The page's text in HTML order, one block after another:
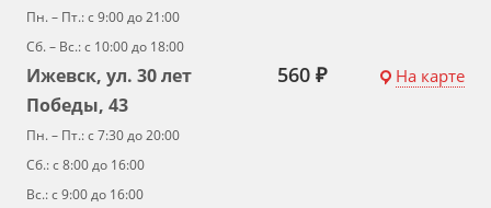
Пн. – Пт.: с 9:00 до 21:00
Сб. – Вс.: с 10:00 до 18:00
Ижевск, ул. 30 лет
Победы, 43
Пн. – Пт.: с 7:30 до 20:00
Сб.: с 8:00 до 16:00
Вс.: с 9:00 до 16:00
560 ₽ На карте